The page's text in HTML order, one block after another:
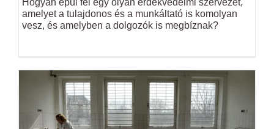
Hogyan épül fel egy olyan érdekvédelmi szervezet,
amelyet a tulajdonos és a munkáltató is komolyan
vesz, és amelyben a dolgozók is megbíznak?